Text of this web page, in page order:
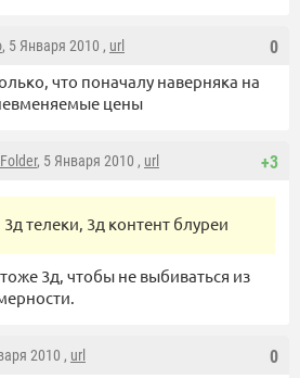
0
, 5 Января 2010 , url
что поначалу наверняка на
цены
+3
, 5 Января 2010 , url
3д телеки, 3д контент блуреи
3д, чтобы не выбиваться из
0
2010 , url